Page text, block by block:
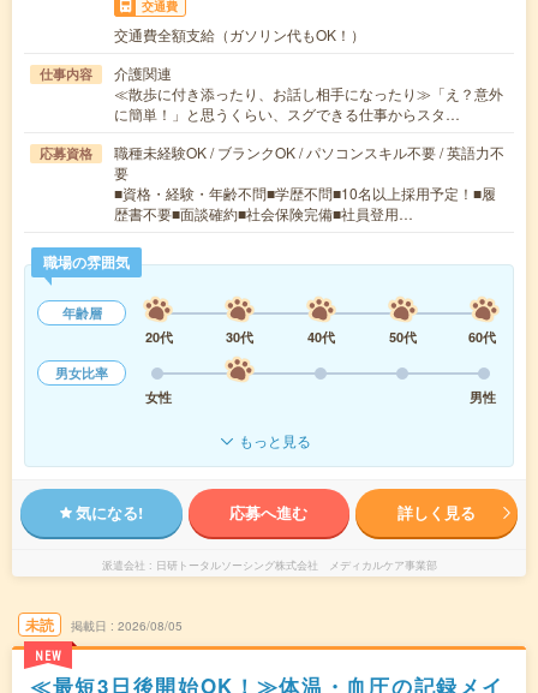
交通費
交通費全額支給（ガソリン代もOK！）
仕事内容
介護関連
≪散歩に付き添ったり、お話し相手になったり≫「え？意外
に簡単！」と思うくらい、スグできる仕事からスタ…
応募資格
職種未経験OK / ブランクOK / パソコンスキル不要 / 英語力不
要
■資格・経験・年齢不問■学歴不問■10名以上採用予定！■履
歴書不要■面談確約■社会保険完備■社員登用…
職場の雰囲気
年齢層
20代
30代 40代 50代
60代
男女比率
女性
男性
もっと見る
気になる! 応募へ進む 詳しく見る
派遣会社 日研トータルソーシング株式会社 メディカルケア事業部
未読
NEW
掲載日 2026/08/05
≪最短3日後開始OK！≫体温・血圧の記録メイ